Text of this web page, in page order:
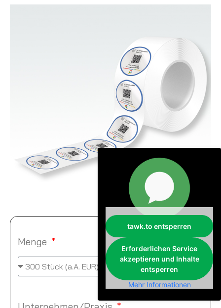
Menge
tawk.to entsperren
Erforderlichen Service
akzeptieren und Inhalte
entsperren
Mehr Informationen